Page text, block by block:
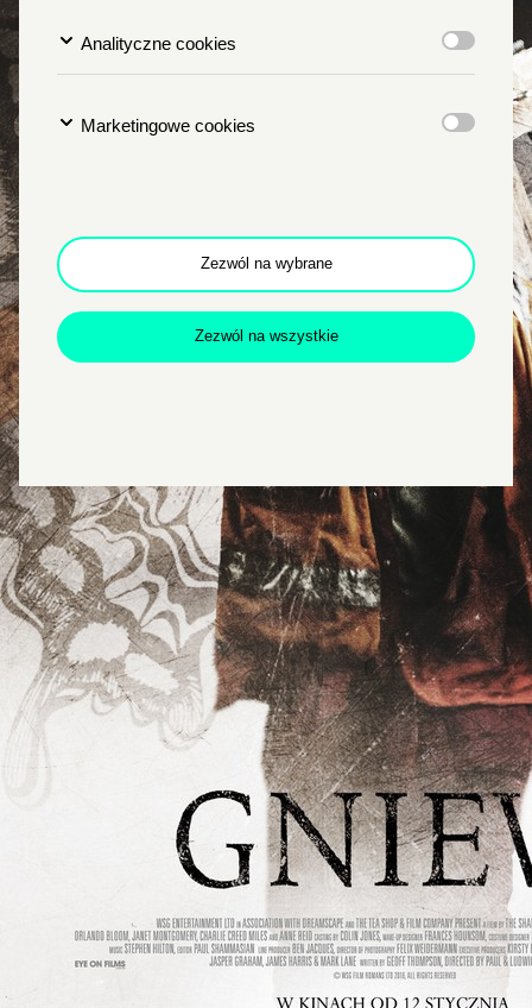
popup
POTWIERDŹ ADRES EMAIL
Wyrażam zgodę na przetwarzanie danych osobowych
w celu skorzystania z usługi newsletter.
Administratorem danych osobowych jest Centrum
Kultury ZAMEK z siedzibą w Poznaniu. Zapoznałem/am
się z informacjami dotyczącymi przetwarzania danych
osobowych, które są zawarte wPolityce prywatności.
WYŚLIJ
Analityczne cookies
Marketingowe cookies
Zezwól na wybrane
Zezwól na wszystkie